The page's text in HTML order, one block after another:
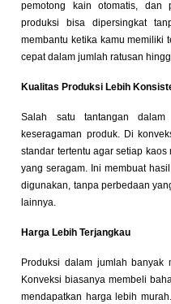
pemotong kain otomatis, dan
produksi bisa dipersingkat
membantu ketika kamu memiliki
cepat dalam jumlah ratusan
Kualitas Produksi Lebih
Salah satu tantangan
keseragaman produk. Di
standar tertentu agar setiap
yang seragam. Ini membuat
digunakan, tanpa perbedaan
lainnya.
Harga Lebih Terjangkau
Produksi dalam jumlah
Konveksi biasanya membeli
mendapatkan harga lebih